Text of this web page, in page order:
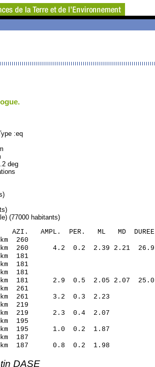
:eq
deg
(77000 habitants)
AZI. AMPL. PER. ML MD DUREE
260
260 4.2 0.2 2.39 2.21 26.9
181
181
181
181 2.9 0.5 2.05 2.07 25.0
261
261 3.2 0.3 2.23
219
219 2.3 0.4 2.07
195
195 1.0 0.2 1.87
187
187 0.8 0.2 1.98
DASE